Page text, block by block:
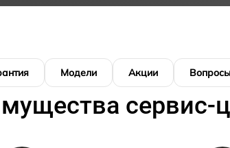
Модели Акции Вопросы
сервис-